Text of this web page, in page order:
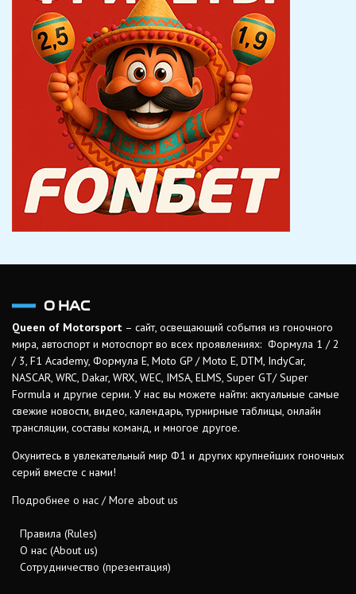
О НАС
Queen of Motorsport – сайт, освещающий события из гоночного
мира, автоспорт и мотоспорт во всех проявлениях: Формула 1 / 2
/ 3, F1 Academy, Формула Е, Moto GP / Moto E, DTM, IndyCar,
NASCAR, WRC, Dakar, WRX, WEC, IMSA, ELMS, Super GT/ Super
Formula и другие серии. У нас вы можете найти: актуальные самые
свежие новости, видео, календарь, турнирные таблицы, онлайн
трансляции, составы команд, и многое другое.
Окунитесь в увлекательный мир Ф1 и других крупнейших гоночных
серий вместе с нами!
Подробнее о нас / More about us
Правила (Rules)
О нас (About us)
Сотрудничество (презентация)